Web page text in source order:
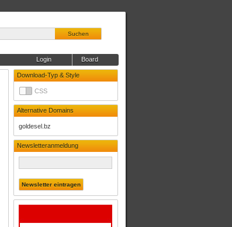
Suchen
Board
Login
Download-Typ & Style
CSS
Alternative Domains
goldesel.bz
Newsletteranmeldung